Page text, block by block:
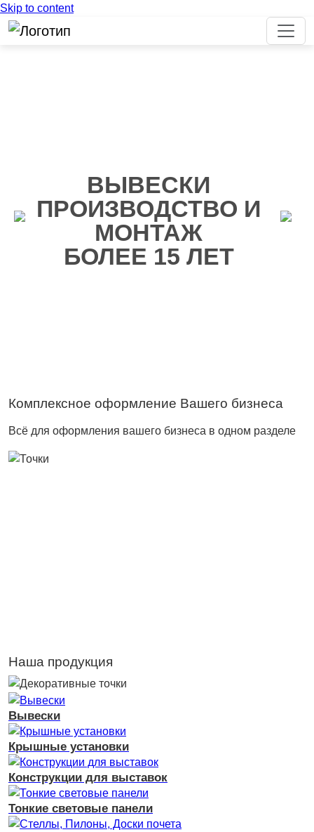
Skip to content
ВЫВЕСКИ
ПРОИЗВОДСТВО И
МОНТАЖ
БОЛЕЕ 15 ЛЕТ
Назад
Комплексное оформление Вашего бизнеса
Всё для оформления вашего бизнеса в одном разделе
Наша продукция
Вывески
Крышные установки
Конструкции для выставок
Тонкие световые панели